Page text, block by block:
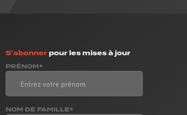
S'abonnerpour les mises à jour
PRÉNOM*
NOM DE FAMILLE*